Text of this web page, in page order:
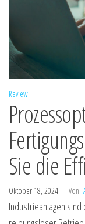
Review
Sie die
Oktober 18, 2024 Von
Industrieanlagen